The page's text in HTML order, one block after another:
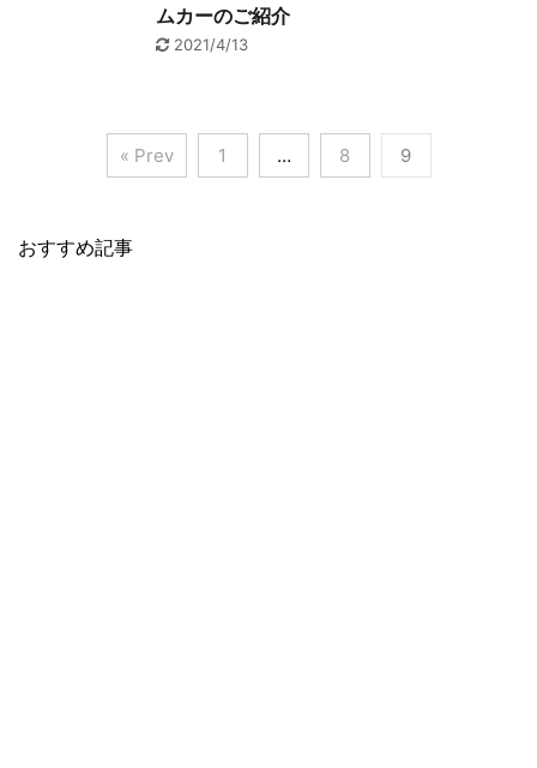
ムカーのご紹介
2021/4/13
« Prev 1 … 8 9
おすすめ記事